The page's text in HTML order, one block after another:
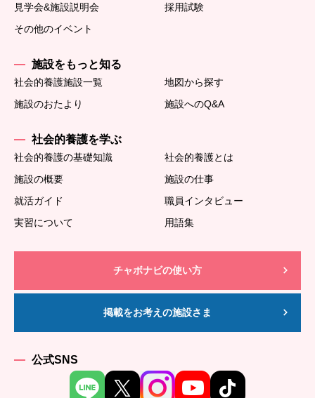
見学会&施設説明会
採用試験
その他のイベント
施設をもっと知る
社会的養護施設一覧
地図から探す
施設のおたより
施設へのQ&A
社会的養護を学ぶ
社会的養護の基礎知識
社会的養護とは
施設の概要
施設の仕事
就活ガイド
職員インタビュー
実習について
用語集
チャボナビの使い方
掲載をお考えの施設さま
公式SNS